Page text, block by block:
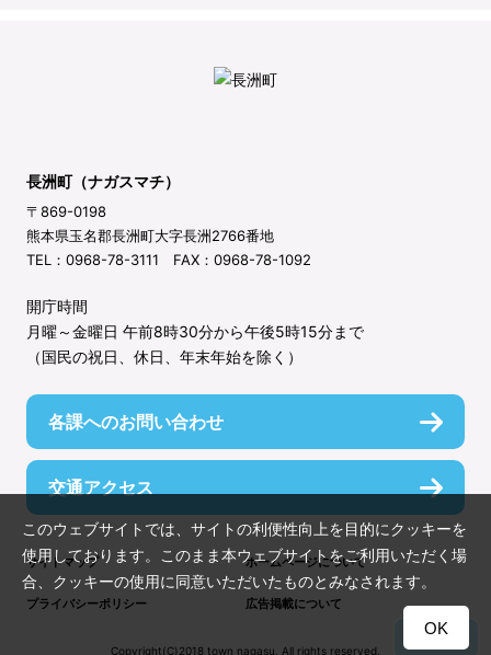
長洲町（ナガスマチ）
〒869-0198
熊本県玉名郡長洲町大字長洲2766番地
TEL：0968-78-3111 FAX：0968-78-1092
開庁時間
月曜～金曜日 午前8時30分から午後5時15分まで
（国民の祝日、休日、年末年始を除く）
各課へのお問い合わせ
交通アクセス
サイトマップ ホームページについて
プライバシーポリシー 広告掲載について
Copyright(C)2018 town nagasu. All rights reserved.
TOP
このウェブサイトでは、サイトの利便性向上を目的にクッキーを
使用しております。このまま本ウェブサイトをご利用いただく場
合、クッキーの使用に同意いただいたものとみなされます。
OK